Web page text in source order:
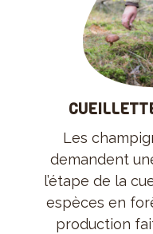
Les
demandent
l’étape de la
espèces en
production